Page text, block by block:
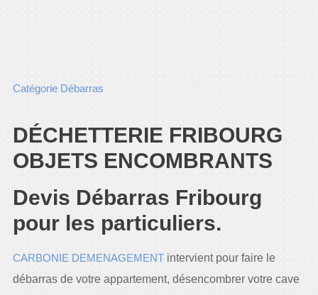
Catégorie Débarras
DÉCHETTERIE FRIBOURG
OBJETS ENCOMBRANTS
Devis Débarras Fribourg
pour les particuliers.
CARBONIE DEMENAGEMENTintervient pour faire le
débarras de votre appartement, désencombrer votre cave